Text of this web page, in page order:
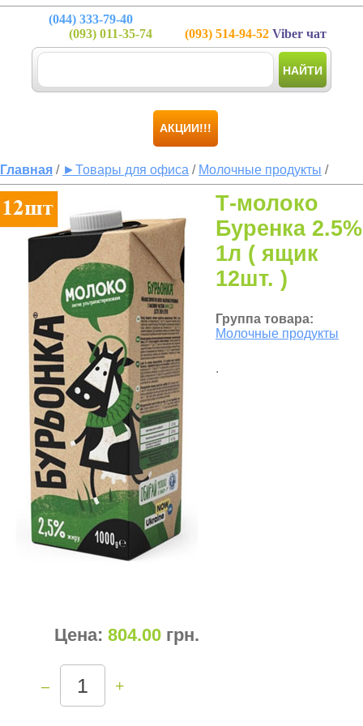
(044) 333-79-40
(093) 011-35-74 (093) 514-94-52 Viber чат
НАЙТИ
АКЦИИ!!!
Главная / ►Товары для офиса / Молочные продукты /
Т-молоко
Буренка 2.5%
1л ( ящик
12шт. )
Группа товара:
Молочные продукты
.
Цена: 804.00 грн.
– +